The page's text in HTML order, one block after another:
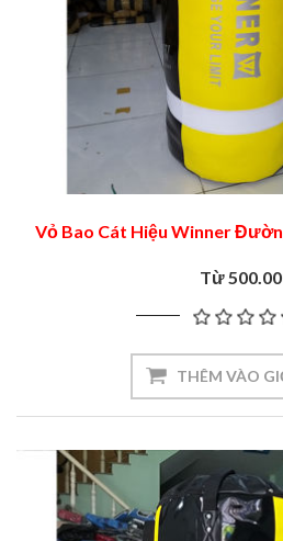
Vỏ Bao Cát Hiệu Winner
Từ